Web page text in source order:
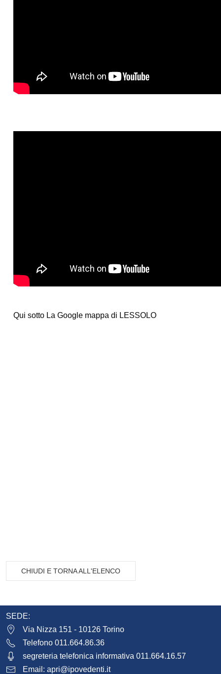
Qui sotto La Google mappa di LESSOLO
CHIUDI E TORNA ALL'ELENCO
SEDE:
Via Nizza 151 - 10126 Torino
Telefono 011.664.86.36
segreteria telefonica informativa 011.664.16.57
Email: apri@ipovedenti.it